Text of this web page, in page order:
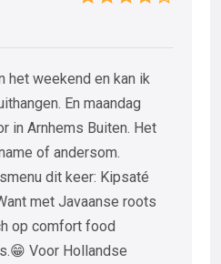
het weekend en kan ik
En maandag
in Arnhems Buiten. Het
of andersom.
dit keer: Kipsaté
met Javaanse roots
op comfort food
Voor Hollandse